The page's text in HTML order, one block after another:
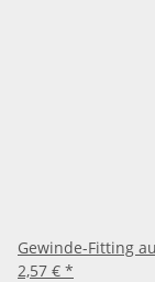
Gewinde-Fitting
2,57 € *